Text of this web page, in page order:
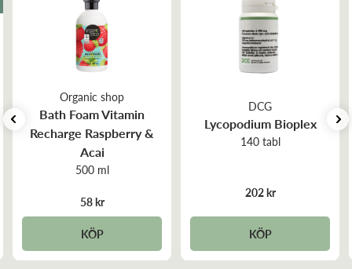
Organic shop
Bath Foam Vitamin
Recharge Raspberry &
Acai
500 ml
58 kr
KÖP
DCG
Lycopodium Bioplex
140 tabl
202 kr
KÖP